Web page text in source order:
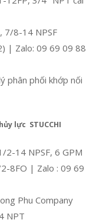
7/8-14 NPSF
| Zalo: 09 69 09 88
phân phối khớp nối
lực STUCCHI
2-14 NPSF, 6 GPM
8FO | Zalo : 09 69
Phu Company
NPT